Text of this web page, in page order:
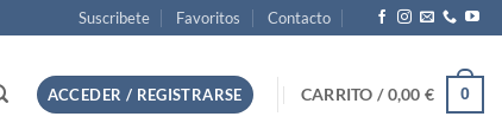
Suscribete Favoritos Contacto
ACCEDER / REGISTRARSE CARRITO /0,00€ 0